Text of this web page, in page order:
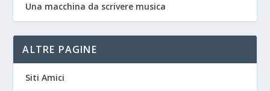
Una macchina da scrivere musica
ALTRE PAGINE
Siti Amici